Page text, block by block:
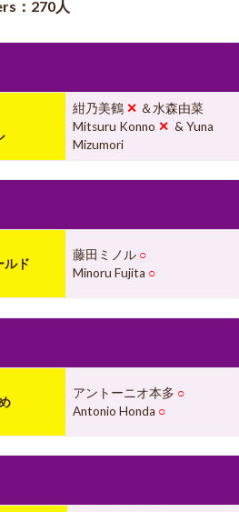
：270人
紺乃美鶴 ✕ ＆水森由菜
Mitsuru Konno ✕ & Yuna
Mizumori
ルド
藤田ミノル ○
Minoru Fujita ○
アントーニオ本多 ○
Antonio Honda ○